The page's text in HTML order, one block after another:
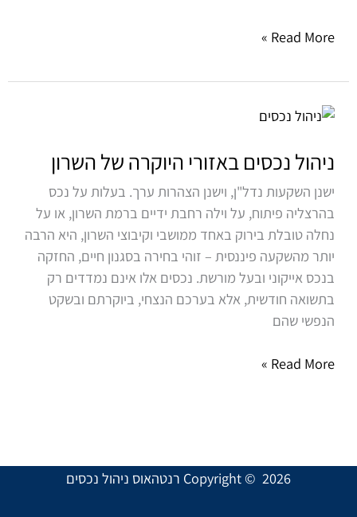
Read More »
ניהול נכסים באזורי היוקרה של השרון
ישנן השקעות נדל"ן, וישנן הצהרות ערך. בעלות על נכס
בהרצליה פיתוח, על וילה רחבת ידיים ברמת השרון, או על
נחלה טובלת בירוק באחד ממושבי וקיבוצי השרון, היא הרבה
יותר מהשקעה פיננסית – זוהי בחירה בסגנון חיים, החזקה
בנכס אייקוני ובעל מורשת. נכסים אלו אינם נמדדים רק
בתשואה חודשית, אלא בערכם הנצחי, ביוקרתם ובשקט
הנפשי שהם
ניהול
באזורי
של
השרון
Read More »
Copyright © 2026 רנטהאוס ניהול נכסים